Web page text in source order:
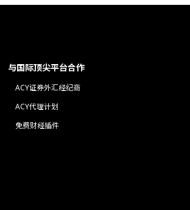
与国际顶尖平台合作
ACY证券外汇经纪商
ACY代理计划
免费财经插件